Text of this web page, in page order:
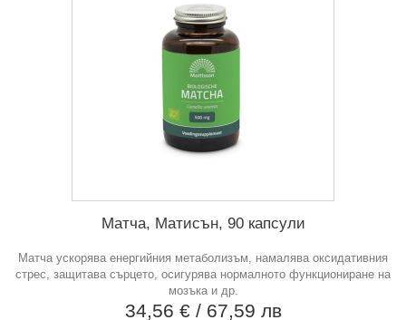
Матча, Матисън, 90 капсули
Матча ускорява енергийния метаболизъм, намалява оксидативния
стрес, защитава сърцето, осигурява нормалното функциониране на
мозъка и др.
34,56 € / 67,59 лв